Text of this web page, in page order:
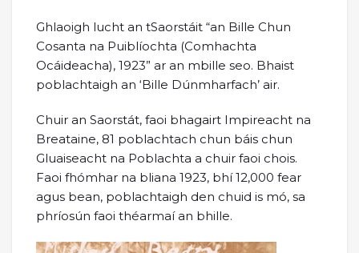
Ghlaoigh lucht an tSaorstáit “an Bille Chun
Cosanta na Puiblíochta (Comhachta
Ocáideacha), 1923” ar an mbille seo. Bhaist
poblachtaigh an ‘Bille Dúnmharfach’ air.
Chuir an Saorstát, faoi bhagairt Impireacht na
Breataine, 81 poblachtach chun báis chun
Gluaiseacht na Poblachta a chuir faoi chois.
Faoi fhómhar na bliana 1923, bhí 12,000 fear
agus bean, poblachtaigh den chuid is mó, sa
phríosún faoi théarmaí an bhille.